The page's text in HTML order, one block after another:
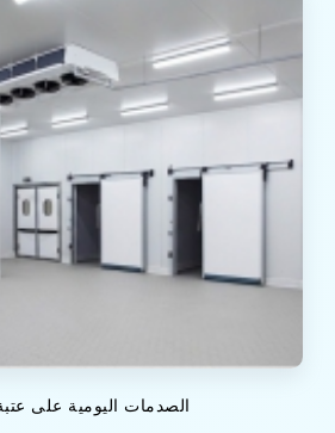
الصدمات اليومية على